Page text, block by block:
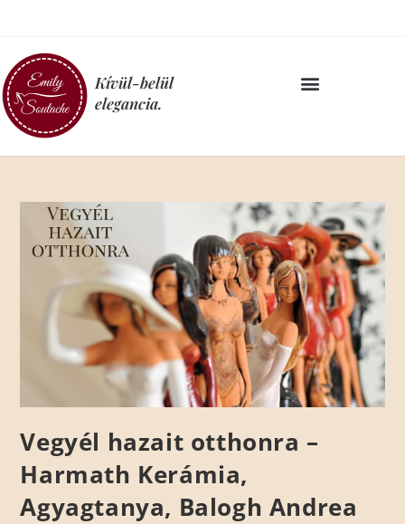
Kívül-belül
elegancia.
Vegyél hazait otthonra –
Harmath Kerámia,
Agyagtanya, Balogh Andrea